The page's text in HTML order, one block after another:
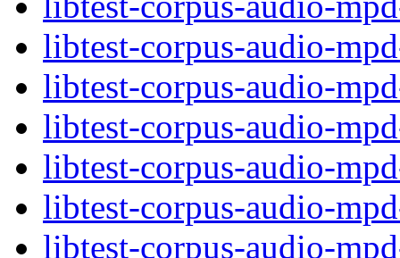
libtest-corpus-audio-
libtest-corpus-audio-
libtest-corpus-audio-
libtest-corpus-audio-
libtest-corpus-audio-
libtest-corpus-audio-